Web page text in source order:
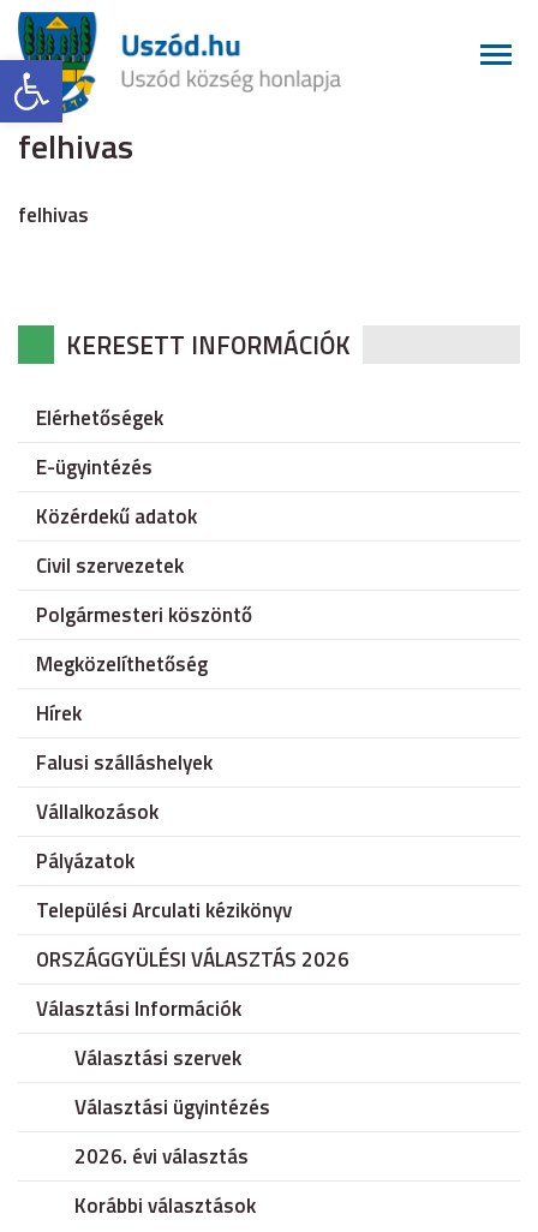
Eszköztár megnyitása
felhivas
felhivas
KERESETT INFORMÁCIÓK
Elérhetőségek
E-ügyintézés
Közérdekű adatok
Civil szervezetek
Polgármesteri köszöntő
Megközelíthetőség
Hírek
Falusi szálláshelyek
Vállalkozások
Pályázatok
Települési Arculati kézikönyv
ORSZÁGGYÜLÉSI VÁLASZTÁS 2026
Választási Információk
Választási szervek
Választási ügyintézés
2026. évi választás
Korábbi választások